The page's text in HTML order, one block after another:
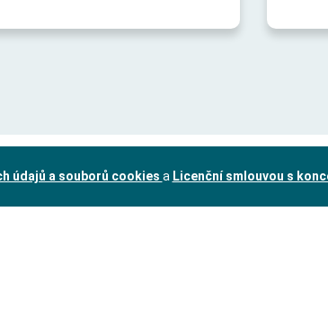
údajů a souborů cookies a Licenční smlouvou s